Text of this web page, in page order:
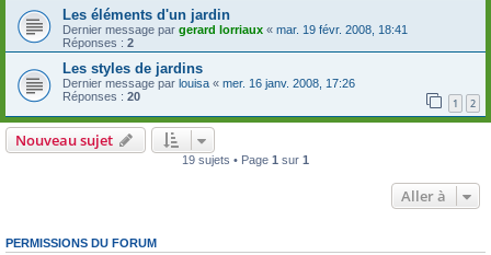
Les éléments d'un jardin
Dernier message par gerard lorriaux « mar. 19 févr. 2008, 18:41
Réponses : 2
Les styles de jardins
Dernier message par louisa « mer. 16 janv. 2008, 17:26
Réponses : 20 1 2
Nouveau sujet
19 sujets • Page 1 sur 1
Aller à
PERMISSIONS DU FORUM